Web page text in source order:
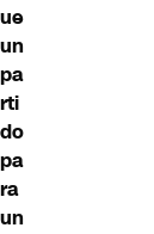
ue
un
pa
rti
do
pa
ra
un